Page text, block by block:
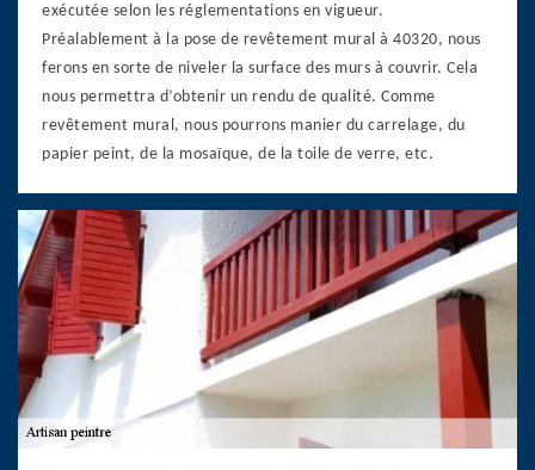
exécutée selon les réglementations en vigueur.
Préalablement à la pose de revêtement mural à 40320, nous
ferons en sorte de niveler la surface des murs à couvrir. Cela
nous permettra d’obtenir un rendu de qualité. Comme
revêtement mural, nous pourrons manier du carrelage, du
papier peint, de la mosaïque, de la toile de verre, etc.